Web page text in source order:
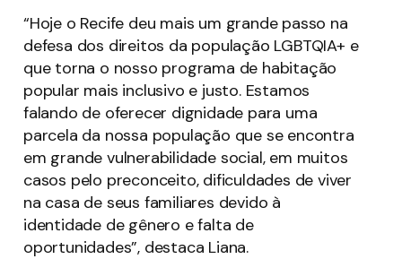
“Hoje o Recife deu mais um grande passo na
defesa dos direitos da população LGBTQIA+ e
que torna o nosso programa de habitação
popular mais inclusivo e justo. Estamos
falando de oferecer dignidade para uma
parcela da nossa população que se encontra
em grande vulnerabilidade social, em muitos
casos pelo preconceito, dificuldades de viver
na casa de seus familiares devido à
identidade de gênero e falta de
oportunidades”, destaca Liana.